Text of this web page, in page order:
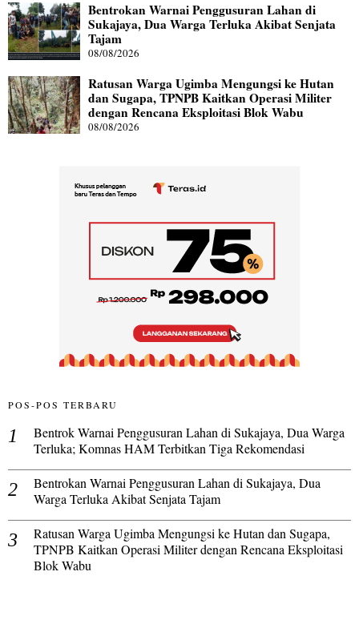
Bentrokan Warnai Penggusuran Lahan di
Sukajaya, Dua Warga Terluka Akibat Senjata
Tajam
08/08/2026
Ratusan Warga Ugimba Mengungsi ke Hutan
dan Sugapa, TPNPB Kaitkan Operasi Militer
dengan Rencana Eksploitasi Blok Wabu
08/08/2026
POS-POS TERBARU
Bentrok Warnai Penggusuran Lahan di Sukajaya, Dua Warga
Terluka; Komnas HAM Terbitkan Tiga Rekomendasi
Bentrokan Warnai Penggusuran Lahan di Sukajaya, Dua
Warga Terluka Akibat Senjata Tajam
Ratusan Warga Ugimba Mengungsi ke Hutan dan Sugapa,
TPNPB Kaitkan Operasi Militer dengan Rencana Eksploitasi
Blok Wabu